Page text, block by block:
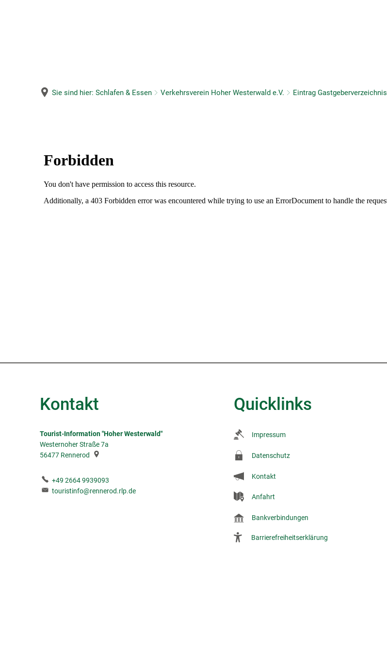
Sie sind hier: Schlafen & Essen Verkehrsverein Hoher Westerwald e.V. Eintrag Gastgeberverzeichnis
Gastgeberverzeichnis
Kontakt
Tourist-Information "Hoher Westerwald"
Westernoher Straße 7a
56477 Rennerod
+49 2664 9939093
touristinfo@rennerod.rlp.de
Quicklinks
Impressum
Datenschutz
Kontakt
Anfahrt
Bankverbindungen
Barrierefreiheitserklärung